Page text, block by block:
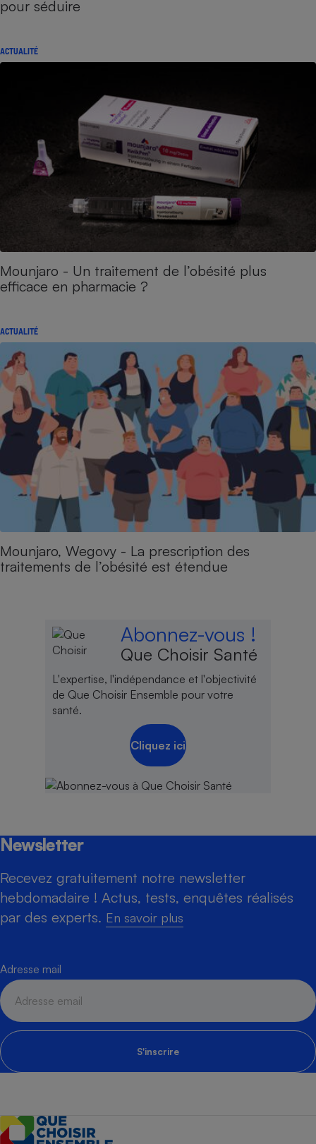
pour séduire
ACTUALITÉ
Mounjaro - Un traitement de l’obésité plus
efficace en pharmacie ?
ACTUALITÉ
Mounjaro, Wegovy - La prescription des
traitements de l’obésité est étendue
Abonnez-vous !
Que Choisir Santé
L'expertise, l'indépendance et l'objectivité
de Que Choisir Ensemble pour votre
santé.
Cliquez ici
Newsletter
Recevez gratuitement notre newsletter
hebdomadaire ! Actus, tests, enquêtes réalisés
par des experts. En savoir plus
Adresse mail
S'inscrire